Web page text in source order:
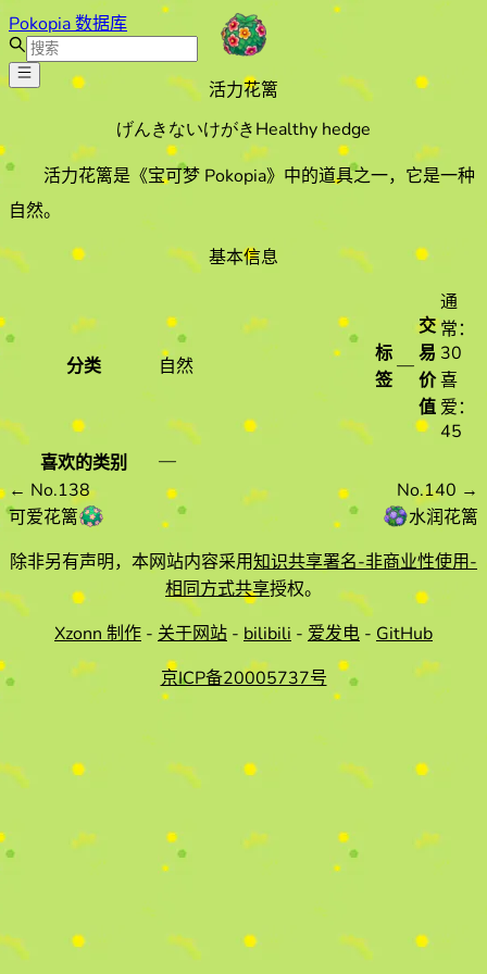
Pokopia 数据库
活力花篱
げんきないけがきHealthy hedge
活力花篱是《宝可梦 Pokopia》中的道具之一，它是一种
自然。
基本信息
分类 自然
标
签
—
交
易
价
值
通
常：
30
喜
爱：
45
喜欢的类别
—
← No.138
可爱花篱
No.140 →
水润花篱
除非另有声明，本网站内容采用知识共享署名-非商业性使用-
相同方式共享授权。
Xzonn 制作 - 关于网站 - bilibili - 爱发电 - GitHub
京ICP备20005737号